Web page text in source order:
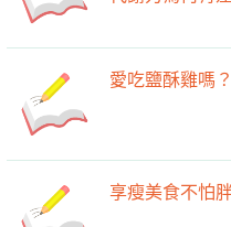
愛吃鹽酥雞嗎
享瘦美食不怕